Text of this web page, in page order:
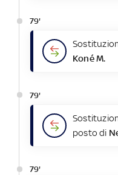
79'
Koné M.
79'
posto di
79'